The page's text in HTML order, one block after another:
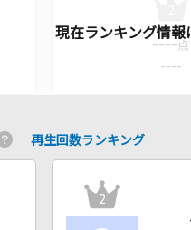
---- 点
----
再生回数ランキング
2